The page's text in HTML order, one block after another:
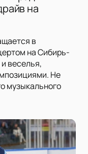
на
в
на Сибирь-
веселья,
Не
музыкального